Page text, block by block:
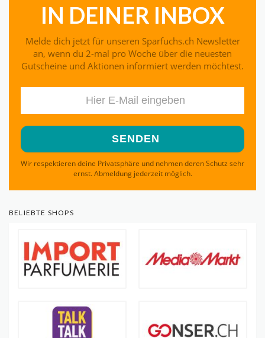
IN DEINER INBOX
Melde dich jetzt für unseren Sparfuchs.ch Newsletter
an, wenn du 2-mal pro Woche über die neuesten
Gutscheine und Aktionen informiert werden möchtest.
Wir respektieren deine Privatsphäre und nehmen deren Schutz sehr
ernst. Abmeldung jederzeit möglich.
BELIEBTE SHOPS